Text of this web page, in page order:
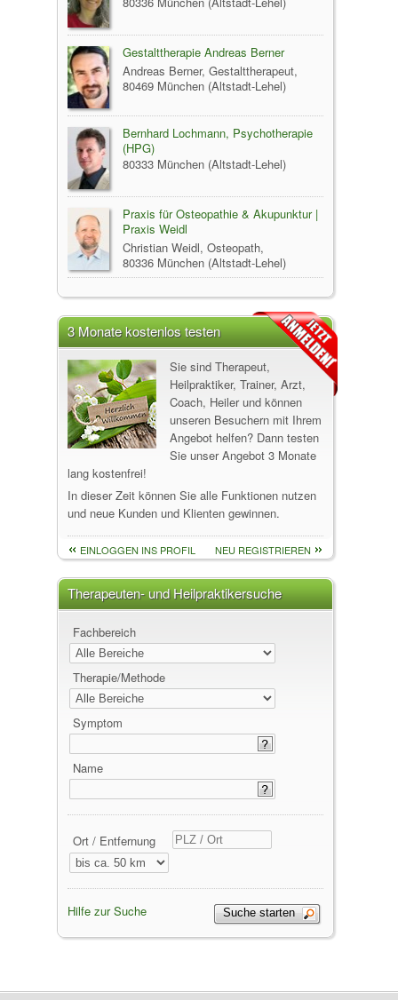
Gestalttherapie Andreas Berner
Andreas Berner, Gestalttherapeut,
80469 München (Altstadt-Lehel)
Bernhard Lochmann, Psychotherapie
(HPG)
80333 München (Altstadt-Lehel)
Praxis für Osteopathie & Akupunktur |
Praxis Weidl
Christian Weidl, Osteopath,
80336 München (Altstadt-Lehel)
3 Monate kostenlos testen
Sie sind Therapeut,
Heilpraktiker, Trainer, Arzt,
Coach, Heiler und können
unseren Besuchern mit Ihrem
Angebot helfen? Dann testen
Sie unser Angebot 3 Monate
lang kostenfrei!
In dieser Zeit können Sie alle Funktionen nutzen
und neue Kunden und Klienten gewinnen.
EINLOGGEN INS PROFIL NEU REGISTRIEREN
Therapeuten- und Heilpraktikersuche
Fachbereich
Therapie/Methode
Symptom
Name
Ort / Entfernung
Hilfe zur Suche